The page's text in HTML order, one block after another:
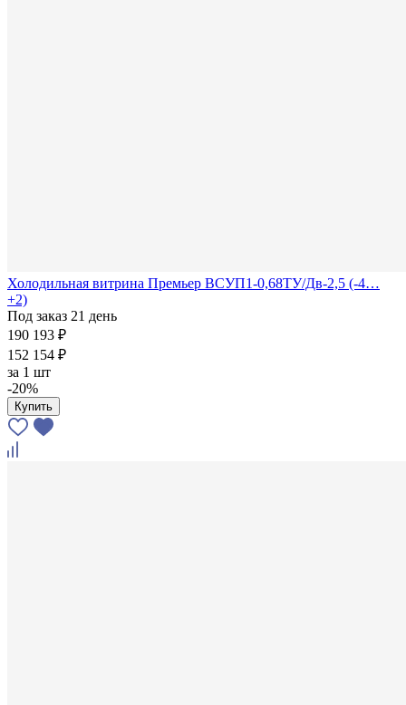
Холодильная витрина Премьер ВСУП1-0,68ТУ/Дв-2,5 (-4…
+2)
Под заказ 21 день
190 193 ₽
152 154 ₽
за 1 шт
-20%
Купить